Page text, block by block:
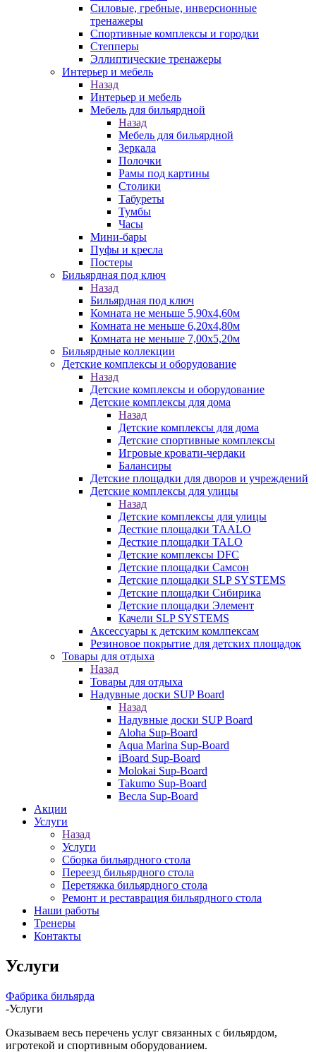
Силовые, гребные, инверсионные
тренажеры
Спортивные комплексы и городки
Степперы
Эллиптические тренажеры
Интерьер и мебель
Назад
Интерьер и мебель
Мебель для бильярдной
Назад
Мебель для бильярдной
Зеркала
Полочки
Рамы под картины
Столики
Табуреты
Тумбы
Часы
Мини-бары
Пуфы и кресла
Постеры
Бильярдная под ключ
Назад
Бильярдная под ключ
Комната не меньше 5,90х4,60м
Комната не меньше 6,20х4,80м
Комната не меньше 7,00х5,20м
Бильярдные коллекции
Детские комплексы и оборудование
Назад
Детские комплексы и оборудование
Детские комплексы для дома
Назад
Детские комплексы для дома
Детские спортивные комплексы
Игровые кровати-чердаки
Балансиры
Детские площадки для дворов и учреждений
Детские комплексы для улицы
Назад
Детские комплексы для улицы
Десткие площадки TAALO
Десткие площадки TALO
Детские комплексы DFC
Детские площадки Самсон
Детские площадки SLP SYSTEMS
Детские площадки Сибирика
Детские площадки Элемент
Качели SLP SYSTEMS
Аксессуары к детским комлпексам
Резиновое покрытие для детских площадок
Товары для отдыха
Назад
Товары для отдыха
Надувные доски SUP Board
Назад
Надувные доски SUP Board
Aloha Sup-Board
Aqua Marina Sup-Board
iBoard Sup-Board
Molokai Sup-Board
Takumo Sup-Board
Весла Sup-Board
Акции
Услуги
Назад
Услуги
Сборка бильярдного стола
Переезд бильярдного стола
Перетяжка бильярдного стола
Ремонт и реставрация бильярдного стола
Наши работы
Тренеры
Контакты
Услуги
Фабрика бильярда
-Услуги
Оказываем весь перечень услуг связанных с бильярдом,
игротекой и спортивным оборудованием.